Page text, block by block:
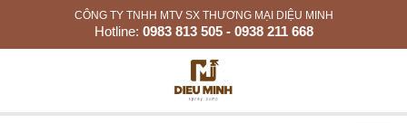
CÔNG TY TNHH MTV SX THƯƠNG MẠI DIỆU MINH
Hotline: 0983 813 505 - 0938 211 668